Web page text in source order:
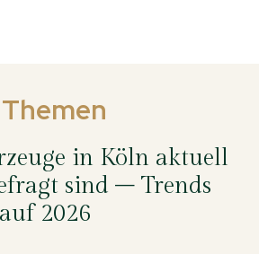
in Köln aktuell
sind – Trends
2026